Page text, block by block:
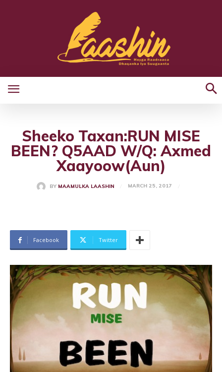
Sheeko Taxan:RUN MISE
BEEN? Q5AAD W/Q: Axmed
Xaayoow(Aun)
BY MAAMULKA LAASHIN MARCH 25, 2017
Facebook Twitter